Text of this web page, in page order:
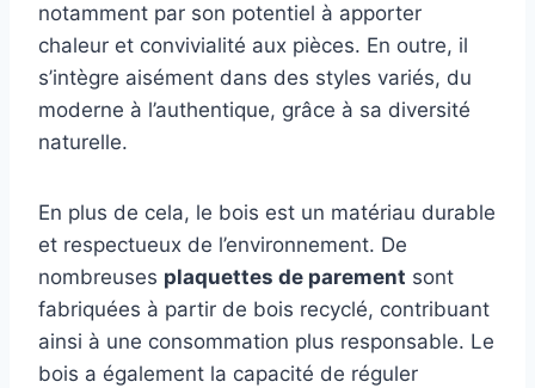
notamment par son potentiel à apporter
chaleur et convivialité aux pièces. En outre, il
s’intègre aisément dans des styles variés, du
moderne à l’authentique, grâce à sa diversité
naturelle.
En plus de cela, le bois est un matériau durable
et respectueux de l’environnement. De
nombreuses plaquettes de parement sont
fabriquées à partir de bois recyclé, contribuant
ainsi à une consommation plus responsable. Le
bois a également la capacité de réguler